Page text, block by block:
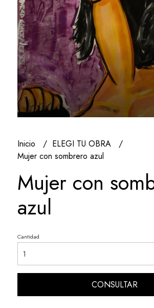
Inicio
ELEGI TU OBRA
Mujer con sombrero azul
Mujer con
azul
Cantidad
CONSULTAR